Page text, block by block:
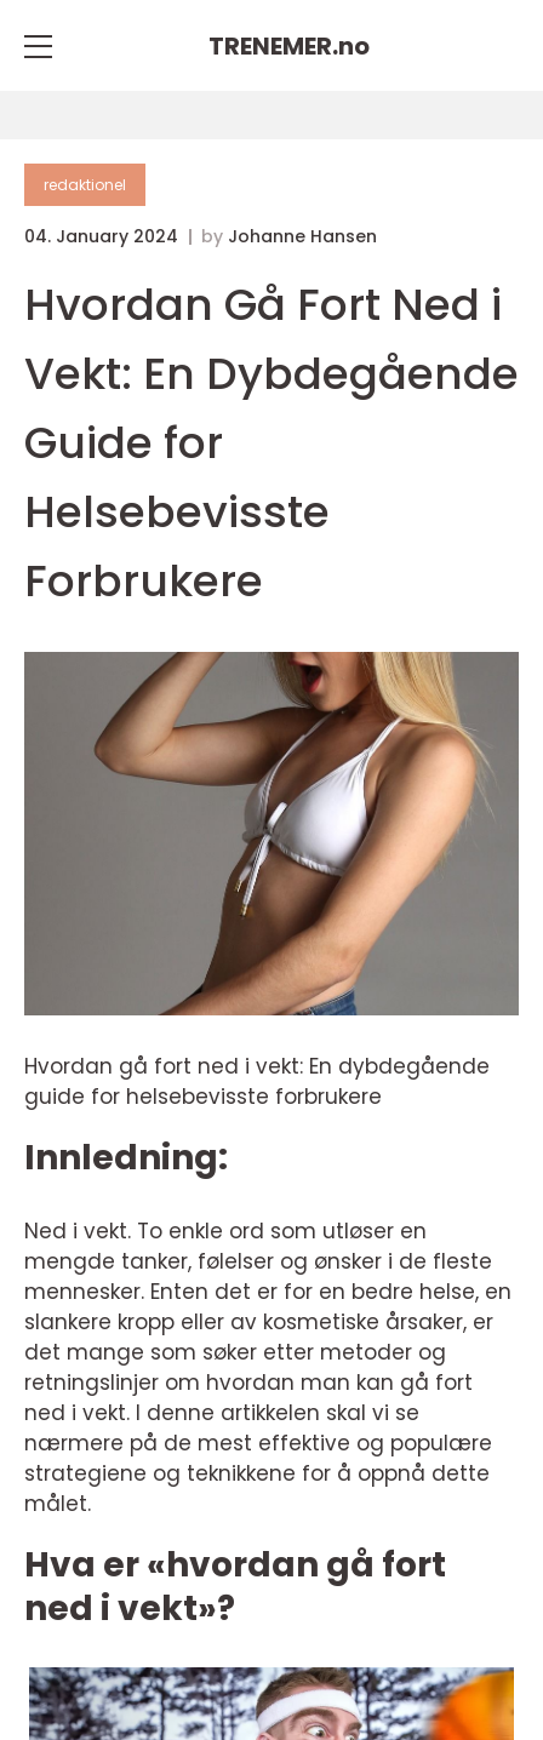
TRENEMER.no
redaktionel
04. January 2024 by Johanne Hansen
Hvordan Gå Fort Ned i
Vekt: En Dybdegående
Guide for
Helsebevisste
Forbrukere
Hvordan gå fort ned i vekt: En dybdegående
guide for helsebevisste forbrukere
Innledning:
Ned i vekt. To enkle ord som utløser en
mengde tanker, følelser og ønsker i de fleste
mennesker. Enten det er for en bedre helse, en
slankere kropp eller av kosmetiske årsaker, er
det mange som søker etter metoder og
retningslinjer om hvordan man kan gå fort
ned i vekt. I denne artikkelen skal vi se
nærmere på de mest effektive og populære
strategiene og teknikkene for å oppnå dette
målet.
Hva er «hvordan gå fort
ned i vekt»?